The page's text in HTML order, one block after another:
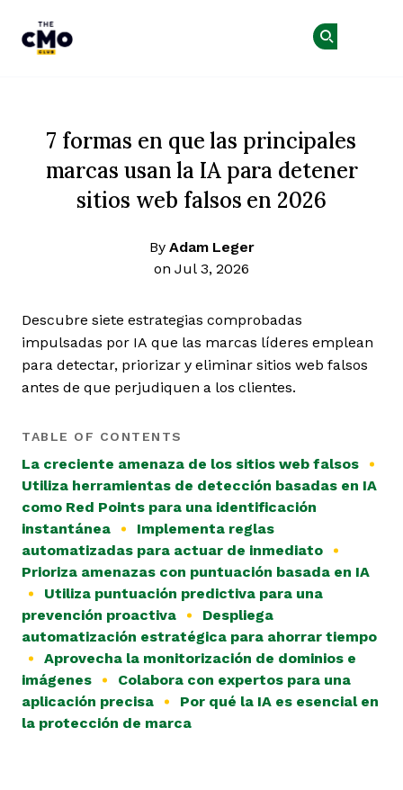
7 formas en que las principales
marcas usan la IA para detener
sitios web falsos en 2026
By Adam Leger
on Jul 3, 2026
Descubre siete estrategias comprobadas
impulsadas por IA que las marcas líderes emplean
para detectar, priorizar y eliminar sitios web falsos
antes de que perjudiquen a los clientes.
TABLE OF CONTENTS
La creciente amenaza de los sitios web falsos
Utiliza herramientas de detección basadas en IA
como Red Points para una identificación
instantánea
Implementa reglas
automatizadas para actuar de inmediato
Prioriza amenazas con puntuación basada en IA
Utiliza puntuación predictiva para una
prevención proactiva
Despliega
automatización estratégica para ahorrar tiempo
Aprovecha la monitorización de dominios e
imágenes
Colabora con expertos para una
aplicación precisa
Por qué la IA es esencial en
la protección de marca